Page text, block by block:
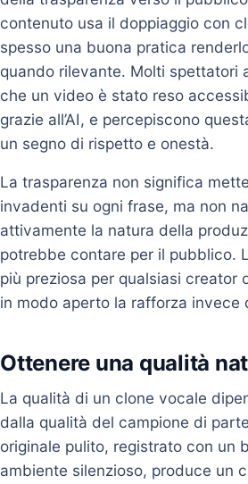
contenuto usa il doppiaggio con
spesso una buona pratica
quando rilevante. Molti spettatori
che un video è stato reso
grazie all’AI, e percepiscono
un segno di rispetto e onestà.
La trasparenza non significa
invadenti su ogni frase, ma non
attivamente la natura della
potrebbe contare per il pubblico.
più preziosa per qualsiasi creator
in modo aperto la rafforza invece
Ottenere una qualità
La qualità di un clone vocale
dalla qualità del campione di
originale pulito, registrato con un
ambiente silenzioso, produce un